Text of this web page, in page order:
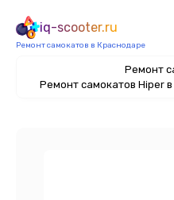
iq-scooter.ru
Ремонт самокатов в Краснодаре
Ремонт
Ремонт самокатов Hiper